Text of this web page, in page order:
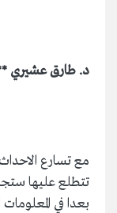
د. طارق عشيري
مع تسارع
تتطلع عليها
بعدا في